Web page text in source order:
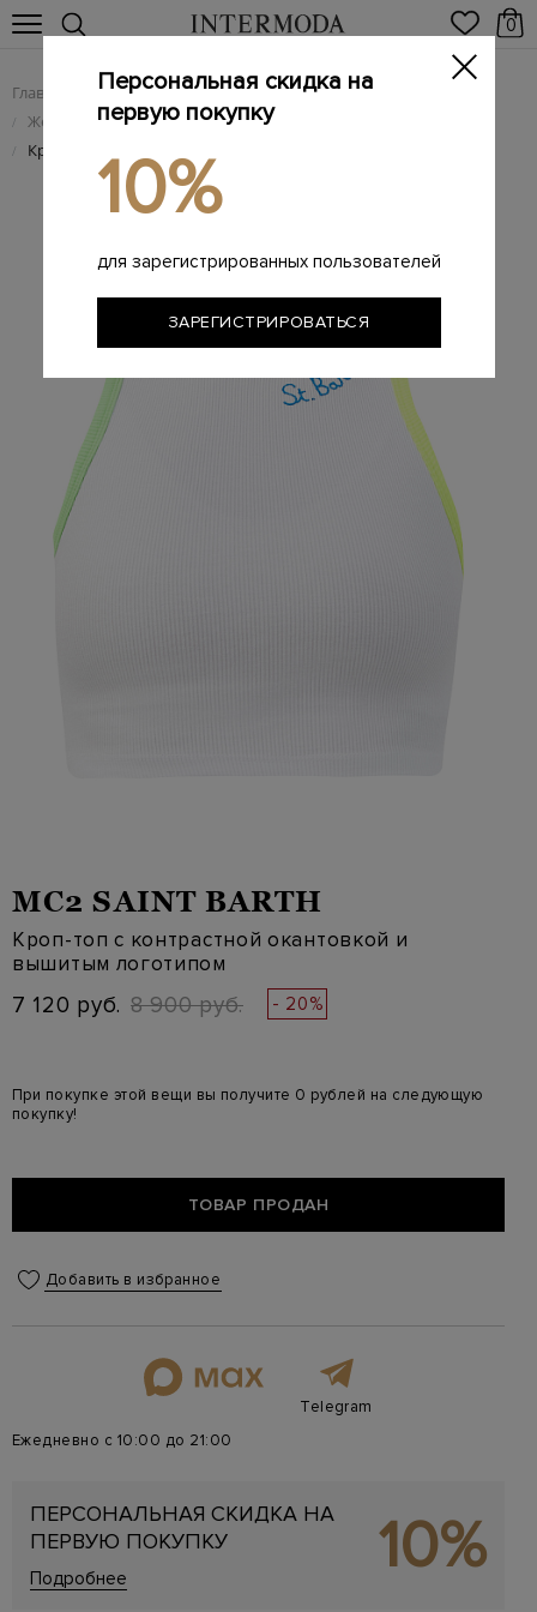
0
Главная Женщинам / Женская одежда
/ Женские футболки
/ Кроп-топ с контрастной окантовкой и вышитым логотипом
MC2 SAINT BARTH
Кроп-топ с контрастной окантовкой и
вышитым логотипом
7 120 руб. 8 900 руб. - 20%
При покупке этой вещи вы получите 0 рублей на следующую
покупку!
ТОВАР ПРОДАН
Добавить в избранное
Telegram
Ежедневно с 10:00 до 21:00
ПЕРСОНАЛЬНАЯ СКИДКА НА
ПЕРВУЮ ПОКУПКУ
Подробнее 10%
Персональная скидка на
первую покупку
10%
для зарегистрированных пользователей
ЗАРЕГИСТРИРОВАТЬСЯ